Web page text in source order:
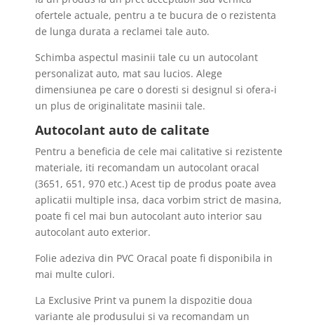
ofertele actuale, pentru a te bucura de o rezistenta
de lunga durata a reclamei tale auto.
Schimba aspectul masinii tale cu un autocolant
personalizat auto, mat sau lucios. Alege
dimensiunea pe care o doresti si designul si ofera-i
un plus de originalitate masinii tale.
Autocolant auto de calitate
Pentru a beneficia de cele mai calitative si rezistente
materiale, iti recomandam un autocolant oracal
(3651, 651, 970 etc.) Acest tip de produs poate avea
aplicatii multiple insa, daca vorbim strict de masina,
poate fi cel mai bun autocolant auto interior sau
autocolant auto exterior.
Folie adeziva din PVC Oracal poate fi disponibila in
mai multe culori.
La Exclusive Print va punem la dispozitie doua
variante ale produsului si va recomandam un